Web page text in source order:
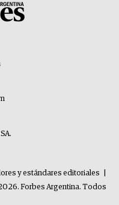
y estándares editoriales
Forbes Argentina. Todos